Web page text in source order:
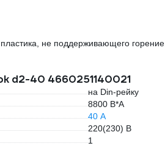
не поддерживающего горение.
d2-40 4660251140021
на Din-рейку
8800 В*А
40 А
220(230) В
1